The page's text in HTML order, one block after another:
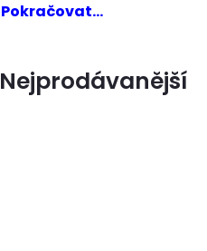
Pokračovat...
Nejprodávanější